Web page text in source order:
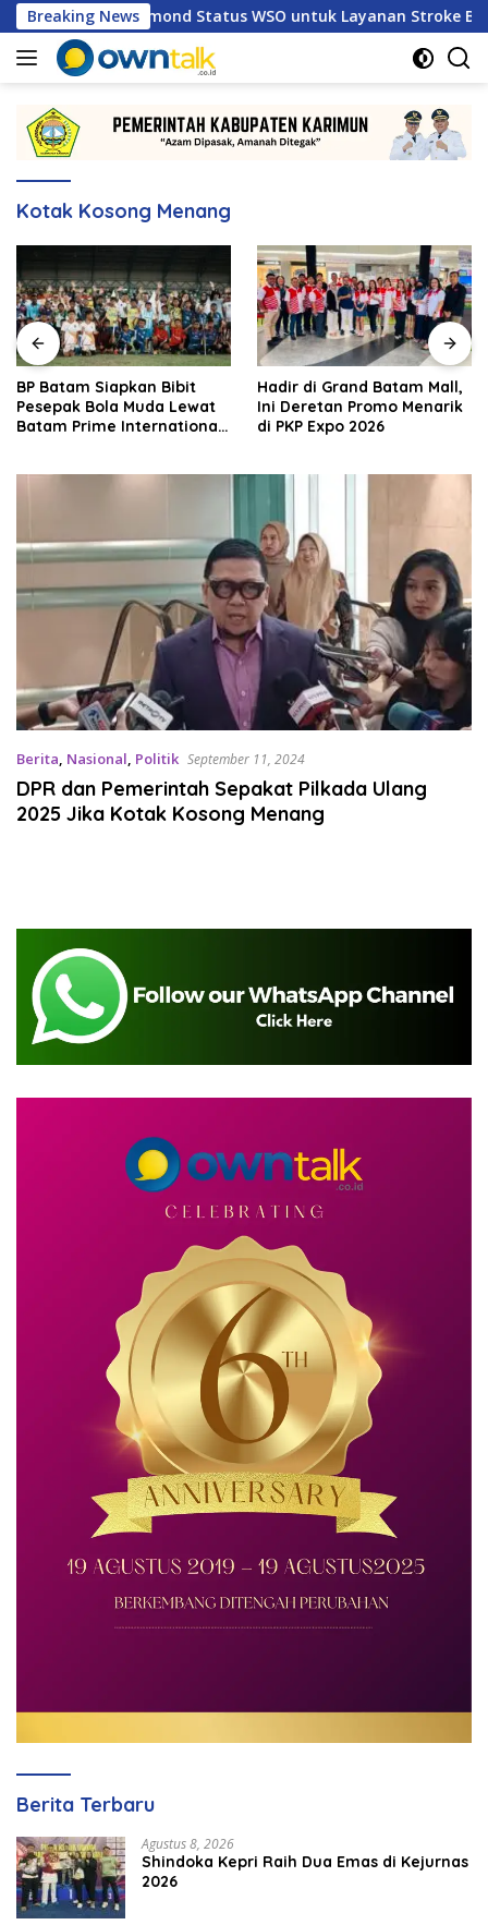
Langsung
ke
konten
Breaking News
Raih Diamond Status WSO untuk Layanan Stroke Berstandar
Kotak Kosong Menang
BP Batam Siapkan Bibit
Pesepak Bola Muda Lewat
Batam Prime International
Hadir di Grand Batam Mall,
Ini Deretan Promo Menarik
di PKP Expo 2026
Berita, Nasional, Politik September 11, 2024
DPR dan Pemerintah Sepakat Pilkada Ulang
2025 Jika Kotak Kosong Menang
Berita Terbaru
Agustus 8, 2026
Shindoka Kepri Raih Dua Emas di Kejurnas
2026